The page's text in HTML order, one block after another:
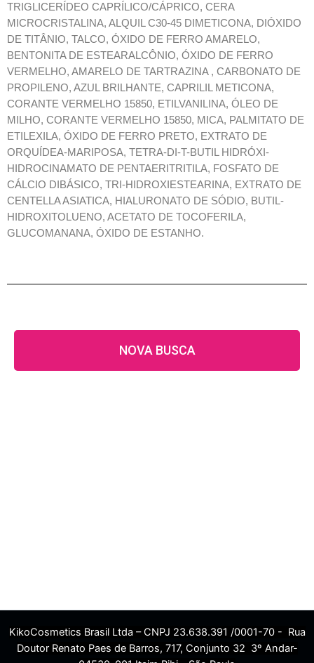
TRIGLICERÍDEO CAPRÍLICO/CÁPRICO, CERA
MICROCRISTALINA, ALQUIL C30-45 DIMETICONA, DIÓXIDO
DE TITÂNIO, TALCO, ÓXIDO DE FERRO AMARELO,
BENTONITA DE ESTEARALCÔNIO, ÓXIDO DE FERRO
VERMELHO, AMARELO DE TARTRAZINA , CARBONATO DE
PROPILENO, AZUL BRILHANTE, CAPRILIL METICONA,
CORANTE VERMELHO 15850, ETILVANILINA, ÓLEO DE
MILHO, CORANTE VERMELHO 15850, MICA, PALMITATO DE
ETILEXILA, ÓXIDO DE FERRO PRETO, EXTRATO DE
ORQUÍDEA-MARIPOSA, TETRA-DI-T-BUTIL HIDRÓXI-
HIDROCINAMATO DE PENTAERITRITILA, FOSFATO DE
CÁLCIO DIBÁSICO, TRI-HIDROXIESTEARINA, EXTRATO DE
CENTELLA ASIATICA, HIALURONATO DE SÓDIO, BUTIL-
HIDROXITOLUENO, ACETATO DE TOCOFERILA,
GLUCOMANANA, ÓXIDO DE ESTANHO.
NOVA BUSCA
KikoCosmetics Brasil Ltda – CNPJ 23.638.391 /0001-70 - Rua
Doutor Renato Paes de Barros, 717, Conjunto 32 3º Andar-